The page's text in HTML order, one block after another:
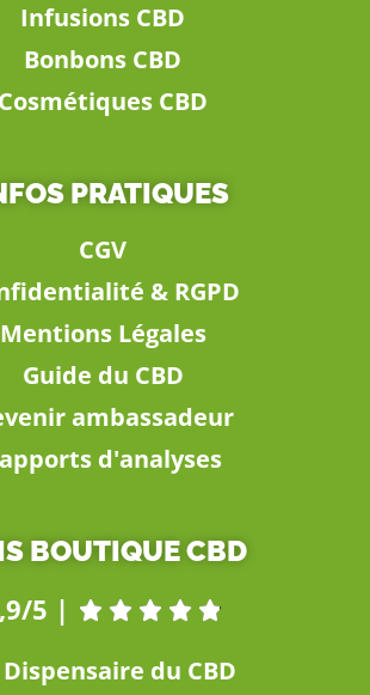
Infusions CBD
Bonbons CBD
Cosmétiques CBD
PRATIQUES
CGV
& RGPD
Mentions Légales
Guide du CBD
ambassadeur
d'analyses
BOUTIQUE CBD
5 |     
Dispensaire du CBD